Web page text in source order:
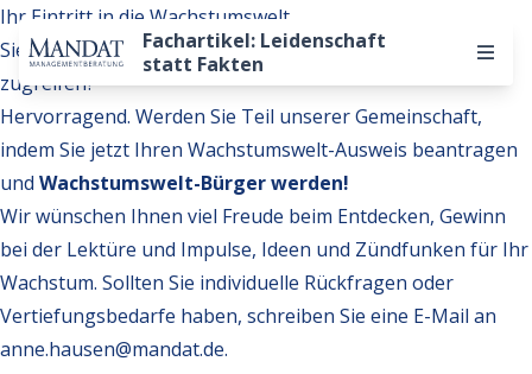
Fachartikel: Leidenschaft
statt Fakten
Ihr Eintritt in die Wachstumswelt
Sie möchten auf weitere Inhalte der Wachstumswelt
zugreifen?
Hervorragend. Werden Sie Teil unserer Gemeinschaft,
indem Sie jetzt Ihren Wachstumswelt-Ausweis beantragen
und Wachstumswelt-Bürger werden!
Wir wünschen Ihnen viel Freude beim Entdecken, Gewinn
bei der Lektüre und Impulse, Ideen und Zündfunken für Ihr
Wachstum. Sollten Sie individuelle Rückfragen oder
Vertiefungsbedarfe haben, schreiben Sie eine E-Mail an
anne.hausen@mandat.de.